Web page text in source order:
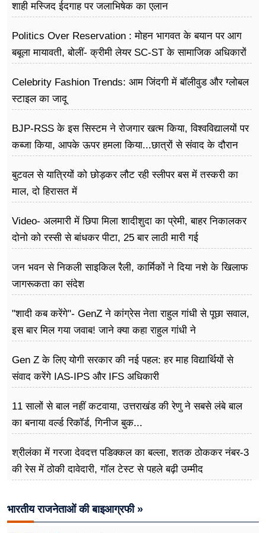
शाही मस्जिद ईदगाह पर जलाभिषेक का एलान
Politics Over Reservation : मोहन भागवत के बयान पर आग
बबूला मायावती, बोलीं- क्रीमी लेयर SC-ST के सामाजिक अधिकारों
Celebrity Fashion Trends: आम जिंदगी में बॉलीवुड और ग्लोबल
स्टाइल का जादू
BJP-RSS के इस सिस्टम ने रोजगार खत्म किया, विश्वविद्यालयों पर
कब्जा किया, आपके ऊपर हमला किया...छात्रों से संवाद के दौरान
बुटवल से यात्रियों को छोड़कर लौट रही स्लीपर बस में तस्करी का
माल, दो हिरासत में
Video- अलमारी में छिपा मिला शादीशुदा का प्रेमी, बाहर निकालकर
दोनो को रस्सी से बांधकर पीटा, 25 बार लाठी मारी गई
जन भवन से निकली साइकिल रैली, कार्मिकों ने दिया नशे के खिलाफ
जागरूकता का संदेश
"शादी कब करेंगे"- GenZ ने कांग्रेस नेता राहुल गांधी से पूछा सवाल,
इस बार मिल गया जवाब! जाने क्या कहा राहुल गांधी ने
Gen Z के लिए योगी सरकार की नई पहल: हर माह विद्यार्थियों से
संवाद करेंगे IAS-IPS और IFS अधिकारी
11 सालों से बाल नहीं कटवाया, उत्तराखंड की रेणु ने सबसे लंबे बाल
का बनाया वर्ल्ड रिकॉर्ड, गिनीज बुक...
श्रीलंका में गरजा देवदत्त पडिक्कल का बल्ला, शतक ठोककर नंबर-3
की रेस में ठोकी दावेदारी, गॉल टेस्ट से पहले बढ़ी उम्मीद
भारतीय राजनेताओं की बाइआग्रफी »